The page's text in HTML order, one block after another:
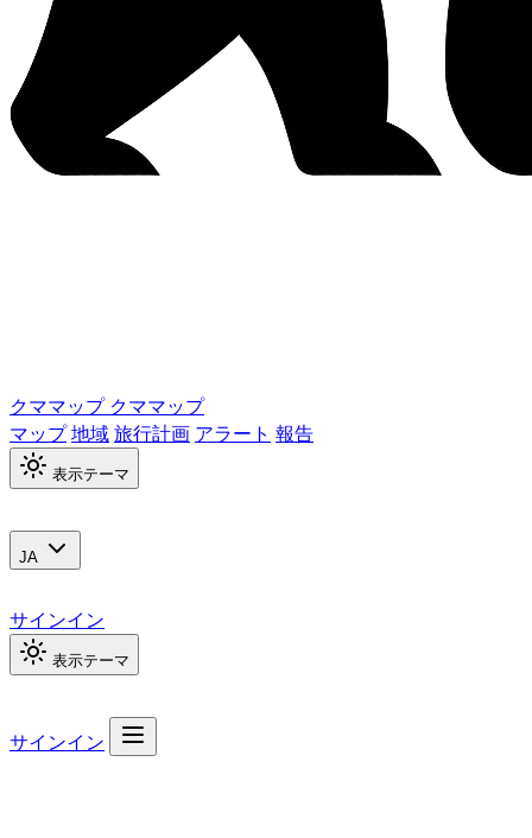
クママップ クママップ
マップ地域旅行計画 アラート 報告
表示テーマ
JA
サインイン
表示テーマ
サインイン